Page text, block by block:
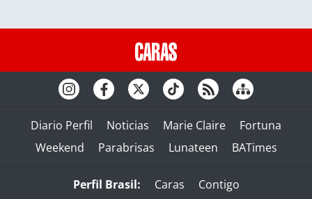
Diario Perfil Noticias Marie Claire
Fortuna
Weekend
Parabrisas Lunateen BATimes
Perfil Brasil: Caras Contigo